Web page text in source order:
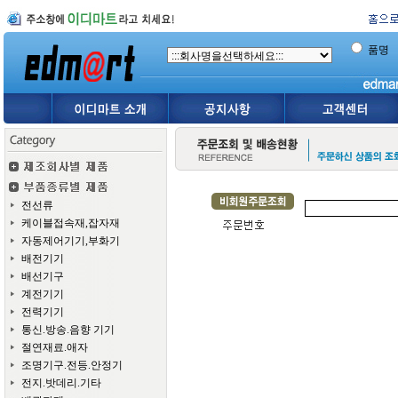
품명
전선류
케이블접속재,잡자재
자동제어기기,부화기
배전기기
배선기구
계전기기
전력기기
통신.방송.음향 기기
절연재료.애자
조명기구.전등.안정기
전지.밧데리.기타